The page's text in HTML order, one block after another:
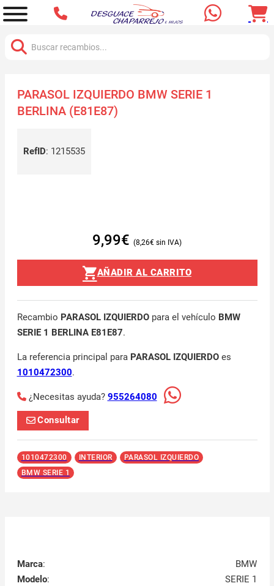
PARASOL IZQUIERDO BMW SERIE 1
BERLINA (E81E87)
RefID: 1215535
9,99€ 8,26€
AÑADIR AL CARRITO
Recambio PARASOL IZQUIERDOpara el vehículo BMW
SERIE 1 BERLINA E81E87.
La referencia principal para PARASOL IZQUIERDOes
1010472300.
¿Necesitas ayuda? 955264080
Consultar
1010472300 INTERIOR
PARASOL IZQUIERDO
BMW SERIE 1
Marca:
BMW
Modelo:
SERIE 1